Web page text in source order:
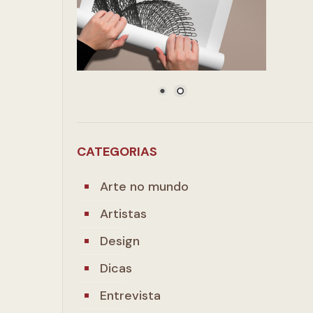
CATEGORIAS
Arte no mundo
Artistas
Design
Dicas
Entrevista